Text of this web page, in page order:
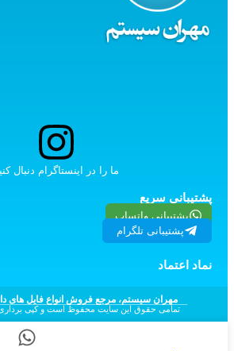
ما را در اینستاگرام دنبال
پشتیبانی سریع
پشتیبانی واتساپ
پشتیبانی تلگرام
نماد اعتماد
مهران سیستم، مرجع فروش انواع فایل های
تمامی حقوق این سایت محفوظ است و کپی برداری